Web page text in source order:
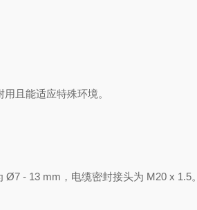
且能适应特殊环境。
- 13 mm，电缆密封接头为 M20 x 1.5。